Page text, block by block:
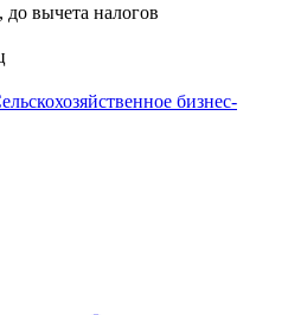
до вычета налогов
бизнес-